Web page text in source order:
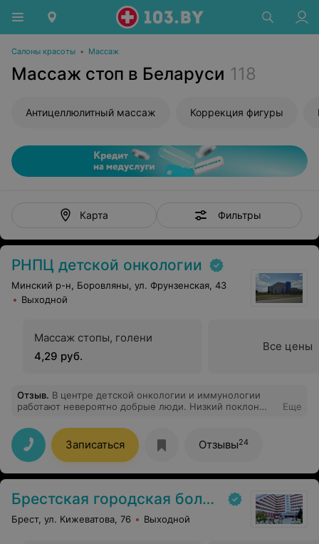
Салоны красоты • Массаж
Массаж стоп в Беларуси 118
Антицеллюлитный массаж Коррекция фигуры
Карта Фильтры
РНПЦ детской онкологии
Минский р-н, Боровляны, ул. Фрунзенская, 43
Выходной
Массаж стопы, голени
4,29 руб.
Все цены
Отзыв. В центре детской онкологии и иммунологии
работают невероятно добрые люди. Низкий поклон
Юрьевна Левшукова-Кристал, Кочубинский Дмитрий
Витальевич, Алешкевич Светлана Николаевна - врачи
от Бога. Это центр,где тебя всегда встречают с
улыбкой и добротой, несмотря на большой поток
пациентов.
Еще
Записаться Отзывы24
Брестская городская больница № 1
Брест, ул. Кижеватова, 76 Выходной